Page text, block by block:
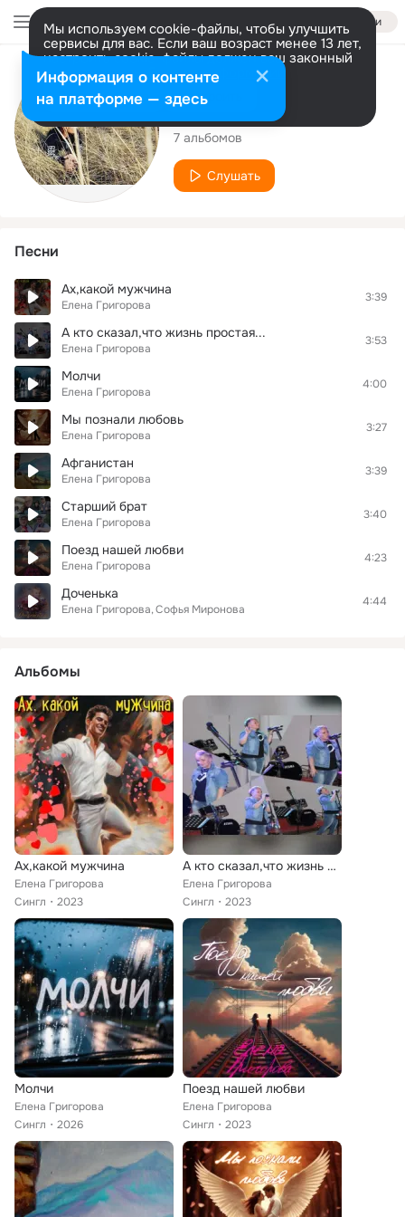
Войти
Мы используем cookie-файлы, чтобы улучшить
сервисы для вас. Если ваш возраст менее 13 лет,
настроить cookie-файлы должен ваш законный
представитель. Больше информации
Разрешить все Настроить
Исполнитель
Елена Григорова
7 альбомов
Слушать
Песни
Ах,какой мужчина
Елена Григорова
3:39
А кто сказал,что жизнь простая...
Елена Григорова
3:53
Молчи
Елена Григорова
4:00
Мы познали любовь
Елена Григорова
3:27
Афганистан
Елена Григорова
3:39
Старший брат
Елена Григорова
3:40
Поезд нашей любви
Елена Григорова
4:23
Доченька
Елена Григорова Софья Миронова
4:44
Альбомы
Ах,какой мужчина
Елена Григорова
Сингл
2023
А кто сказал,что жизнь простая...
Елена Григорова
Сингл
2023
Молчи
Елена Григорова
Сингл
2026
Поезд нашей любви
Елена Григорова
Сингл
2023
Информация о контенте
на платформе — здесь